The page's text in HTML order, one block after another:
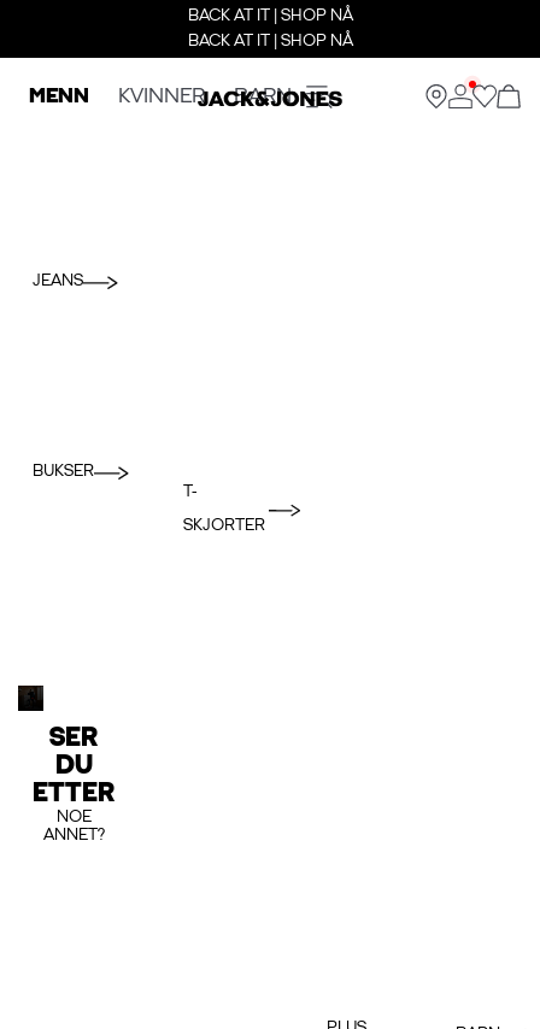
BACK AT IT | SHOP NÅ
BACK AT IT | SHOP NÅ
MENN KVINNER BARN
JEANS
BUKSER
T-
SKJORTER
SER
DU
ETTER
NOE
ANNET?